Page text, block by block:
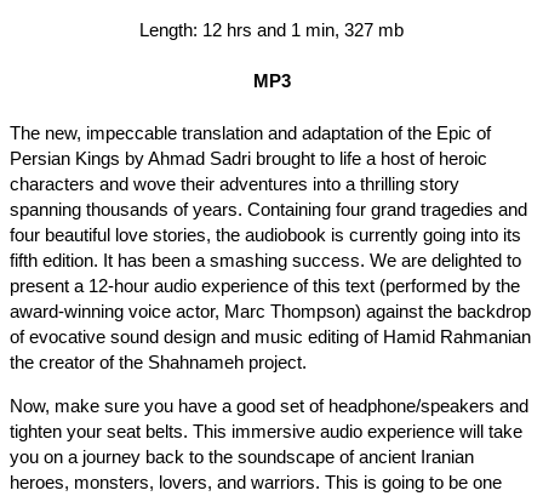
Length: 12 hrs and 1 min, 327 mb
MP3
The new, impeccable translation and adaptation of the Epic of
Persian Kings by Ahmad Sadri brought to life a host of heroic
characters and wove their adventures into a thrilling story
spanning thousands of years. Containing four grand tragedies
four beautiful love stories, the audiobook is currently going into
fifth edition. It has been a smashing success. We are delighted
present a 12-hour audio experience of this text (performed by
award-winning voice actor, Marc Thompson) against the
of evocative sound design and music editing of Hamid
the creator of the Shahnameh project.
Now, make sure you have a good set of headphone/speakers
tighten your seat belts. This immersive audio experience will
you on a journey back to the soundscape of ancient Iranian
heroes, monsters, lovers, and warriors. This is going to be one